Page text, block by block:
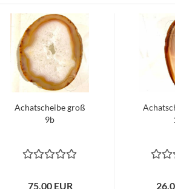
Achatscheibe groß
9b
75,00 EUR